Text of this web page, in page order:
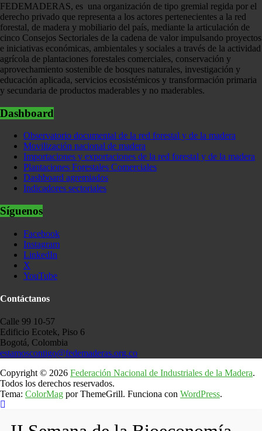
FEDEMADERAS, es una organización de tipo gremial regida por el
derecho privado que representa a los actores pertenecientes a la red
forestal, de madera y mobiliario del país, mediante la articulación de
cinco Consejos Sectoriales de la cadena de valor impulsando proyectos
e iniciativas económicas, ambientales y sociales a través de la actividad
agrícola de plantaciones forestales comerciales, conservación y
aprovechamiento sostenible de bosques naturales, investigación y
educación aplicada, servicios ecosistémicos y transformación primaria
y secundaria de productos maderables y no maderables.
Dashboard
Observatorio documental de la red forestal y de la madera
Movilización nacional de madera
Importaciones y exportaciones de la red forestal y de la madera
Plantaciones Forestales Comerciales
Dashboard agremiados
Indicadores sectoriales
Síguenos
Facebook
Instagram
LinkedIn
X
YouTube
Contáctanos
Calle 99 10-57
Edificio Ecotek, Piso 6
Bogotá, Colombia
estamoscontigo@fedemaderas.org.co
Copyright © 2026 Federación Nacional de Industriales de la Madera.
Todos los derechos reservados.
Tema: ColorMag por ThemeGrill. Funciona con WordPress.